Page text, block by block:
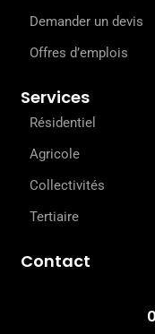
Demander un devis
Offres d’emplois
Services
Résidentiel
Agricole
Collectivités
Tertiaire
Contact